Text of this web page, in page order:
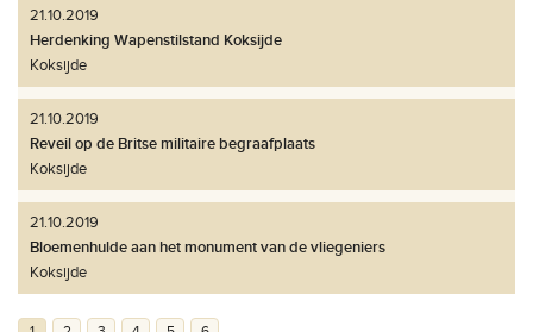
21.10.2019
Herdenking Wapenstilstand Koksijde
Koksijde
21.10.2019
Reveil op de Britse militaire begraafplaats
Koksijde
21.10.2019
Bloemenhulde aan het monument van de vliegeniers
Koksijde